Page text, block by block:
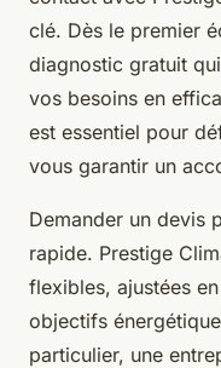
clé. Dès le premier
diagnostic gratuit
vos besoins en
est essentiel pour
vous garantir un
Demander un devis
rapide. Prestige
flexibles, ajustées
objectifs
particulier, une